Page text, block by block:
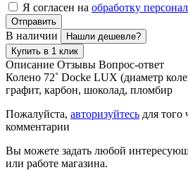
Я согласен на обработку
Отправить
В наличии
Нашли дешевле?
Купить в 1 клик
Описание Отзывы Вопрос-ответ
Колено 72˚ Docke LUX (диаметр
графит, карбон, шоколад, пломбир
Пожалуйста, авторизуйтесь для того
комментарии
Вы можете задать любой
или работе магазина.